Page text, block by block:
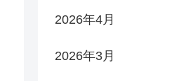
2026年4月
2026年3月